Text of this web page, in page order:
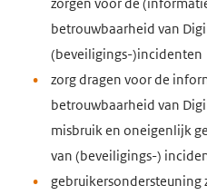
betrouwbaarheid van
(beveiligings-)incidenten
zorg dragen voor de
betrouwbaarheid van
misbruik en oneigenlijk
van (beveiligings-)
gebruikersondersteuning